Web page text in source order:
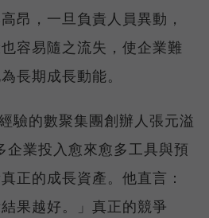
昂，一旦負責人員異動，
容易隨之流失，使企業難
長期成長動能。
驗的數聚集團創辦人張元溢
企業投入愈來愈多工具與預
正的成長資產。他直言：
果越好。」真正的競爭